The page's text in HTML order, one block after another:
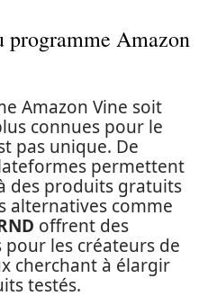
programme Amazon
Amazon Vine soit
connues pour le
pas unique. De
permettent
des produits gratuits
alternatives comme
offrent des
les créateurs de
cherchant à élargir
testés.